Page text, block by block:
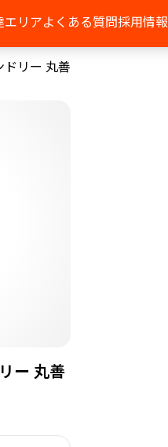
エリアよくある質問採用情報
ドリー 丸善
ー 丸善